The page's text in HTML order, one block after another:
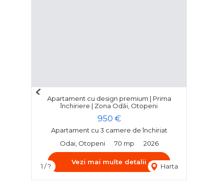
1 / ? Harta
Apartament cu design premium | Prima
închiriere | Zona Odăi, Otopeni
950 €
Apartament cu 3 camere de închiriat
Odai, Otopeni
70 mp 2026
Vezi mai multe detalii